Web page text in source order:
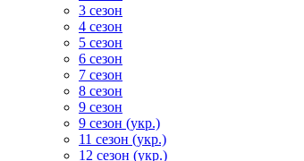
3 сезон
4 сезон
5 сезон
6 сезон
7 сезон
8 сезон
9 сезон
9 сезон (укр.)
11 сезон (укр.)
12 сезон (укр.)